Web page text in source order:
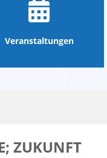
Veranstaltungen
ZUKUNFT